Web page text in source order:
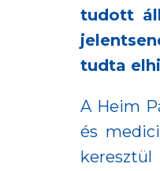
tudott
tudta
A Heim
és
keresztül